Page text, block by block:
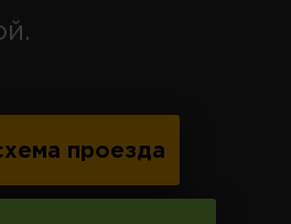
проезда